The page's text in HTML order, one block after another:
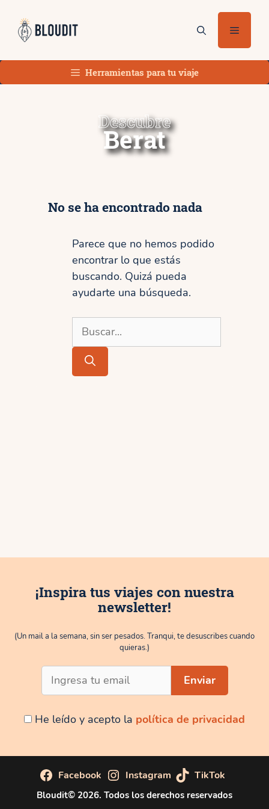
contenido
Menú
Herramientas para tu viaje
Descubre
Berat
No se ha encontrado nada
Parece que no hemos podido
encontrar lo que estás
buscando. Quizá pueda
ayudarte una búsqueda.
Buscar:
¡Inspira tus viajes con nuestra
newsletter!
(Un mail a la semana, sin ser pesados. Tranqui, te desuscribes cuando
quieras.)
He leído y acepto la política de privacidad
Facebook Instagram TikTok
Bloudit© 2026. Todos los derechos reservados